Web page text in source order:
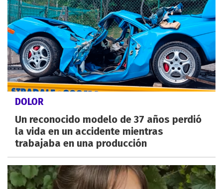
DOLOR
Un reconocido modelo de 37 años perdió
la vida en un accidente mientras
trabajaba en una producción